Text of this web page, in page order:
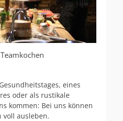
Teamkochen
eines
oder als rustikale
kommen: Bei uns können
voll ausleben.